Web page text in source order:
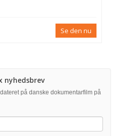
Se den nu
nyhedsbrev
på danske dokumentarfilm på